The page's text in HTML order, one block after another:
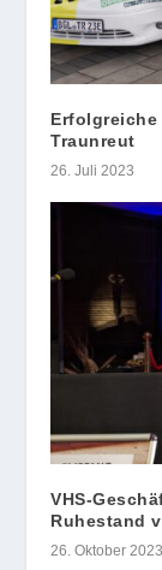
Erfolgreiche
Traunreut
26. Juli 2023
VHS-
Ruhestand
26. Oktober 2023